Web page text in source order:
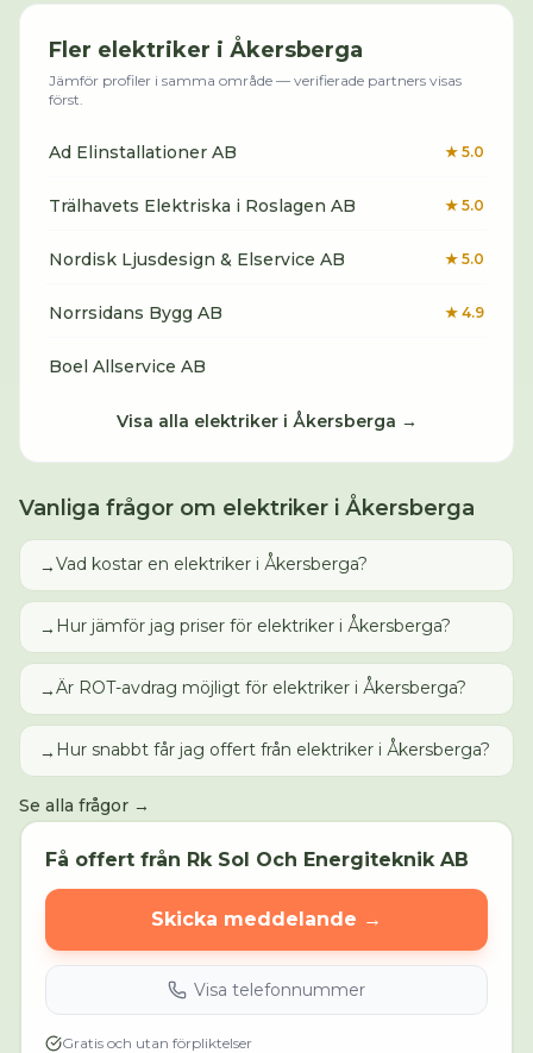
Fler elektriker i Åkersberga
Jämför profiler i samma område — verifierade partners visas
först.
Ad Elinstallationer AB ★ 5.0
Trälhavets Elektriska i Roslagen AB ★ 5.0
Nordisk Ljusdesign & Elservice AB ★ 5.0
Norrsidans Bygg AB ★ 4.9
Boel Allservice AB
Visa alla elektrikeri Åkersberga →
Vanliga frågor om elektriker i Åkersberga
→Vad kostar en elektriker i Åkersberga?
→ Hur jämför jag priser för elektriker i Åkersberga?
→Är ROT-avdrag möjligt för elektriker i Åkersberga?
→ Hur snabbt får jag offert från elektriker i Åkersberga?
Se alla frågor →
Få offert från Rk Sol Och Energiteknik AB
Skicka meddelande →
Visa telefonnummer
Gratis och utan förpliktelser